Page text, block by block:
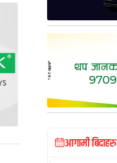
आगामी बिदाहरु